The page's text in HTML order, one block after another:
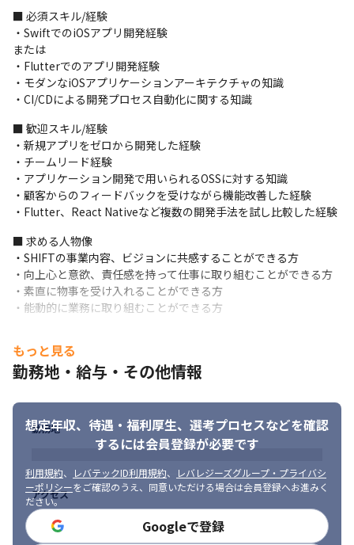
ができるオンラインイベントシステム
・患者単位で寄付ができたり、使い道、その後の経過まで見守る
ことできる寄付アプリ
＜求人の特徴＞
1.クライアントのビジネス企画やサービス企画から携われる
・クライアントのデジタルサービス開発やビジネス企画、サービ
ス企画から携われます
・自身でビジネスから考えたものを機能に落とし込み、開発から
リリースまでの一気通貫の流れを経験できます
2.端技術を実務で使うチャンスが多い
・携わる案件はお客様の次世代のサービスとなるため、最先端ト
レンドを盛り込んだ提案を行います
・1案件あたりの開発期間が短く、大小含めさまざまな開発に関わ
るため、必然的に興味がある先端技術を実務で使う機会が増え、
エンジニアとしての知識も深めやすい環境です
3.多国籍な人材で構成されたグローバルな価値観がある
・エンジニアには外国籍のメンバーも複数在籍しています
いような角度からのアドバイスが得られるかもしれません
※業務は日本語で行われます
・自社プロダクトでは、9,000名を超えるSHIFTグループの従業員
でまずは試してみることにより、ユーザのフィードバックを受け
ることができます
ことで、最短で売れるサービスづくりを実現することが可能です
■ この仕事の面白み・魅力
・大手クライアントの0→1のサービス開発に携わることが可能で
■ 必須スキル/経験
・SwiftでのiOSアプリ開発経験
または
・Flutterでのアプリ開発経験
・モダンなiOSアプリケーションアーキテクチャの知識
・CI/CDによる開発プロセス自動化に関する知識
■ 歓迎スキル/経験
・新規アプリをゼロから開発した経験
・チームリード経験
・アプリケーション開発で用いられるOSSに対する知識
・顧客からのフィードバックを受けながら機能改善した経験
・Flutter、React Nativeなど複数の開発手法を試し比較した経験
■ 求める人物像
・SHIFTの事業内容、ビジョンに共感することができる方
・向上心と意欲、責任感を持って仕事に取り組むことができる方
・素直に物事を受け入れることができる方
・能動的に業務に取り組むことができる方
当社の代表が提唱するサービス設計の基本概念です。
Design（デザイン）Agility（迅速性）Assembly（組み合わせ）
の頭⽂字をとった造語で、CXを考えながらスピーディーにサービ
スを⽣み出し進化させていくことが必要な現代の開発を表現して
います。
「売れるサービスづくり」の支援モデルとして、市場の変化に柔
軟に対応でき、リリースの頻度やローンチまでのリードタイムを
いかに短くするか、領域が分かれがちなマーケティングの試作を
シームレスに行い、スモールにスタートし勝ち方を見極めたうえ
で量産開発していくという考えを「コトづくり」における新しい
価値基準として提唱しています。
もっと見る
勤務地・給与・その他情報
想定年収、待遇・福利厚生、 選考プロセスなどを確認
するには会員登録が必要です
利用規約、 レバテックID利用規約、
レバレジーズグループ・プライバシ
ーポリシーをご確認のうえ、同意いただける場合は会員登録へお進みく
ださい。
Googleで登録
勤務地
アクセス